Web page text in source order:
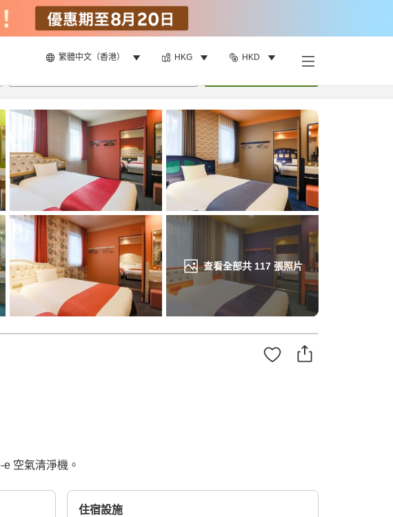
繁體中文（香港） HKG HKD
查看全部共 117張照片
空氣清淨機。
住宿設施